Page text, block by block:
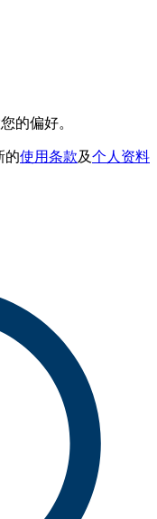
的偏好。
的使用条款及个人资料